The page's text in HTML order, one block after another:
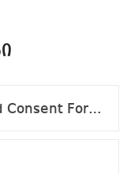
დანართი2_Informed Consent Form_applicant_v.09.24.pdf